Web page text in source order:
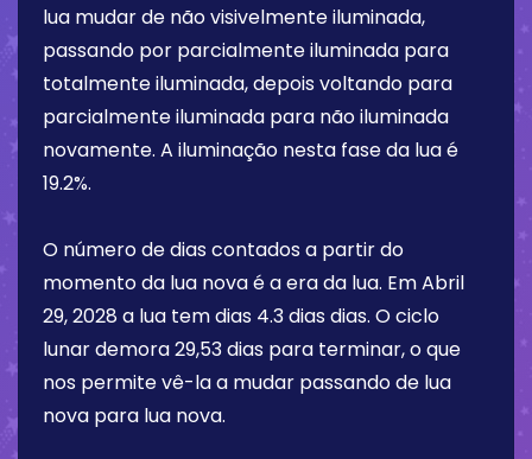
lua mudar de não visivelmente iluminada,
passando por parcialmente iluminada para
totalmente iluminada, depois voltando para
parcialmente iluminada para não iluminada
novamente. A iluminação nesta fase da lua é
19.2%.
O número de dias contados a partir do
momento da lua nova é a era da lua. EmAbril
29, 2028 a lua tem dias 4.3 dias dias. O ciclo
lunar demora 29,53 dias para terminar, o que
nos permite vê-la a mudar passando de lua
nova para lua nova.